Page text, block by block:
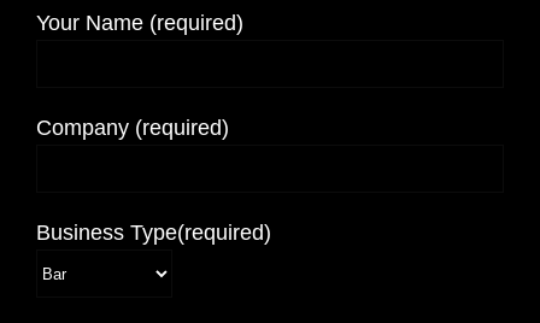
Your Name (required)
Company (required)
Business Type(required)